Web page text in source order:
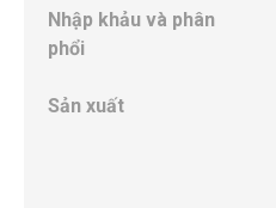
Nhập khảu và phân
phổi
Sản xuất